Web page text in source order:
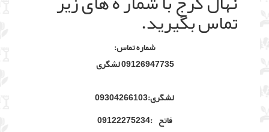
تماس بگیرید.
شماره تماس:
09126947735 لشگری
لشگری:09304266103
فاتح :09122275234